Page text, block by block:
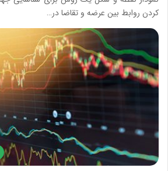
کردن روابط بین عرضه و تقاضا در…